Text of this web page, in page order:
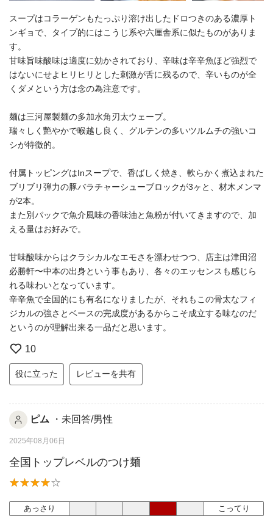
スープはコラーゲンもたっぷり溶け出したドロつきのある濃厚ト
ンギョで、タイプ的にはこうじ系や六厘舎系に似たものがありま
す。
甘味旨味酸味は適度に効かされており、辛味は辛辛魚ほど強烈で
はないにせよヒリヒリとした刺激が舌に残るので、辛いものが全
くダメという方は念の為注意です。
麺は三河屋製麺の多加水角刃太ウェーブ。
瑞々しく艷やかで喉越し良く、グルテンの多いツルムチの強いコ
シが特徴的。
付属トッピングはInスープで、香ばしく焼き、軟らかく煮込まれた
ブリブリ弾力の豚バラチャーシューブロックが3ヶと、材木メンマ
が2本。
また別パックで魚介風味の香味油と魚粉が付いてきますので、加
える量はお好みで。
甘味酸味からはクラシカルなエモさを漂わせつつ、店主は津田沼
必勝軒〜中本の出身という事もあり、各々のエッセンスも感じら
れる味わいとなっています。
辛辛魚で全国的にも有名になりましたが、それもこの骨太なフィ
ジカルの強さとベースの完成度があるからこそ成立する味なのだ
というのが理解出来る一品だと思います。
10
役に立った レビューを共有
ピム ・未回答/男性
2025年08月06日
全国トップレベルのつけ麺
あっさり こってり